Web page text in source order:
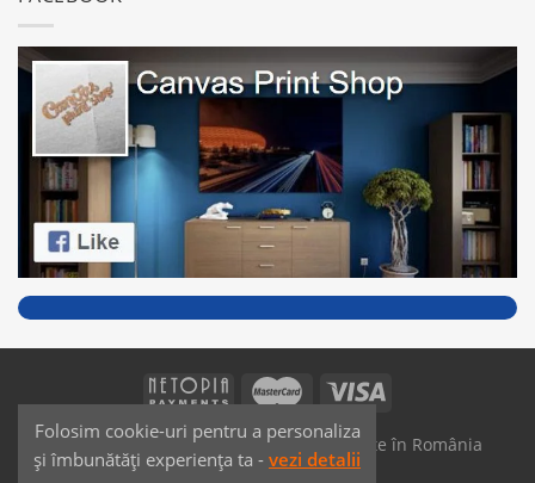
SAIKO MEDIA & SIGNS - Produse fabricate în România
Dezvoltat deJPG MEDIA
Folosim cookie-uri pentru a personaliza
și îmbunătăți experiența ta - vezi detalii